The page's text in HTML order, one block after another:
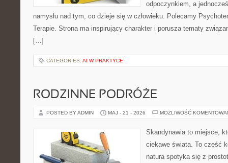
odpoczynkiem, a
namysłu nad tym, co dzieje się w człowieku. Polecamy
Terapie. Strona ma inspirujący charakter i porusza tematy
[…]
CATEGORIES: AI W PRAKTYCE
RODZINNE PODRÓŻE
POSTED BY ADMIN MAJ - 21 - 2026 MOŻLIWOŚĆ
Skandynawia to miejsce,
ciekawe świata. To część
natura spotyka się z